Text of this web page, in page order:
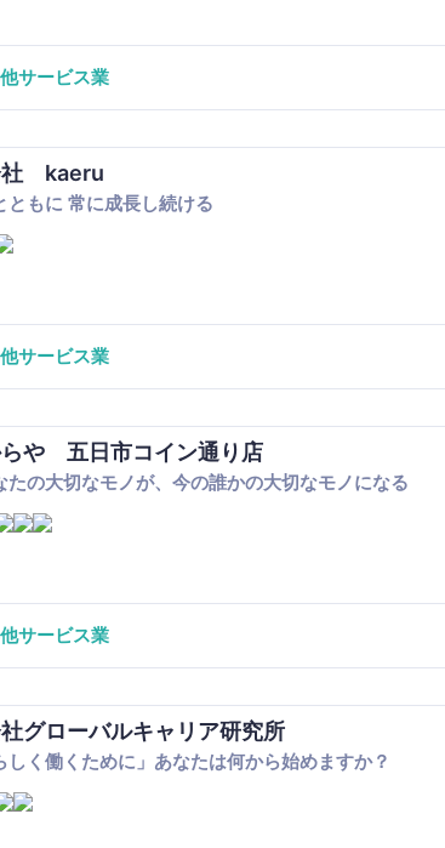
サービス業
社 kaeru
ともに 常に成長し続ける
サービス業
や 五日市コイン通り店
たの大切なモノが、今の誰かの大切なモノになる
サービス業
グローバルキャリア研究所
しく働くために」あなたは何から始めますか？